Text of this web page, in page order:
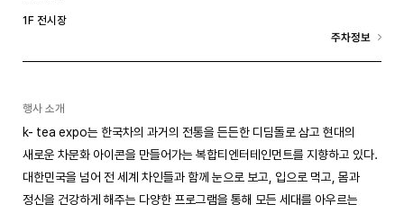
1F 전시장
주차정보
행사 소개
k- tea expo는 한국차의 과거의 전통을 든든한 디딤돌로 삼고 현대의
새로운 차문화 아이콘을 만들어가는 복합티엔터테인먼트를 지향하고 있다.
대한민국을 넘어 전 세계 차인들과 함께 눈으로 보고, 입으로 먹고, 몸과
정신을 건강하게 해주는 다양한 프로그램을 통해 모든 세대를 아우르는